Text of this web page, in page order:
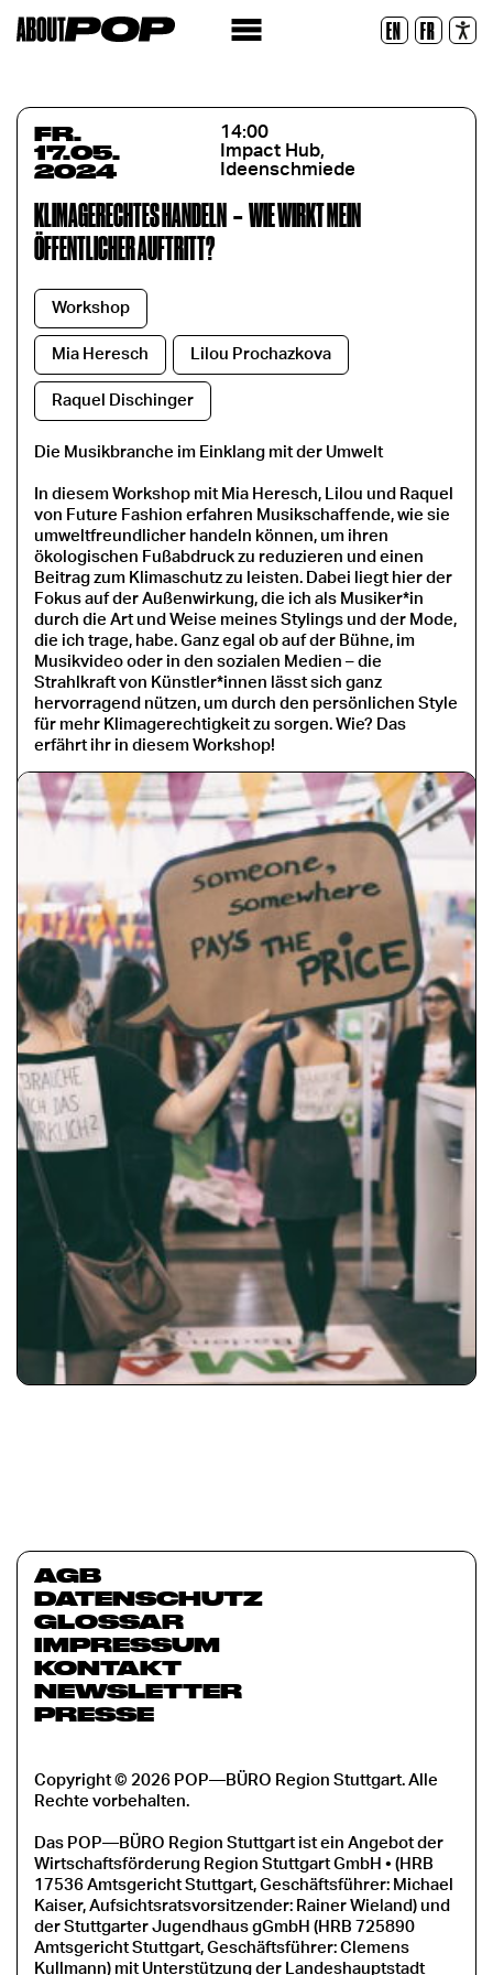
EN FR
Zurücksetzen
FR.
17.05.
2024
14:00
Impact Hub,
Ideenschmiede
KLIMAGERECHTES HANDELN –WIE WIRKT MEIN
ÖFFENTLICHER AUFTRITT?
Workshop
Mia Heresch Lilou Prochazkova
Raquel Dischinger
Die Musikbranche im Einklang mit der Umwelt
In diesem Workshop mit Mia Heresch, Lilou und Raquel
von Future Fashion erfahren Musikschaffende, wie sie
umweltfreundlicher handeln können, um ihren
ökologischen Fußabdruck zu reduzieren und einen
Beitrag zum Klimaschutz zu leisten. Dabei liegt hier der
Fokus auf der Außenwirkung, die ich als Musiker*in
durch die Art und Weise meines Stylings und der Mode,
die ich trage, habe. Ganz egal ob auf der Bühne, im
Musikvideo oder in den sozialen Medien – die
Strahlkraft von Künstler*innen lässt sich ganz
hervorragend nützen, um durch den persönlichen Style
für mehr Klimagerechtigkeit zu sorgen. Wie? Das
erfährt ihr in diesem Workshop!
AGB
DATENSCHUTZ
GLOSSAR
IMPRESSUM
KONTAKT
NEWSLETTER
PRESSE
Copyright © 2026 POP—BÜRO Region Stuttgart. Alle
Rechte vorbehalten.
Das POP—BÜRO Region Stuttgart ist ein Angebot der
Wirtschaftsförderung Region Stuttgart GmbH • (HRB
17536 Amtsgericht Stuttgart, Geschäftsführer: Michael
Kaiser, Aufsichtsratsvorsitzender: Rainer Wieland) und
der Stuttgarter Jugendhaus gGmbH (HRB 725890
Amtsgericht Stuttgart, Geschäftsführer: Clemens
Kullmann) mit Unterstützung der Landeshauptstadt